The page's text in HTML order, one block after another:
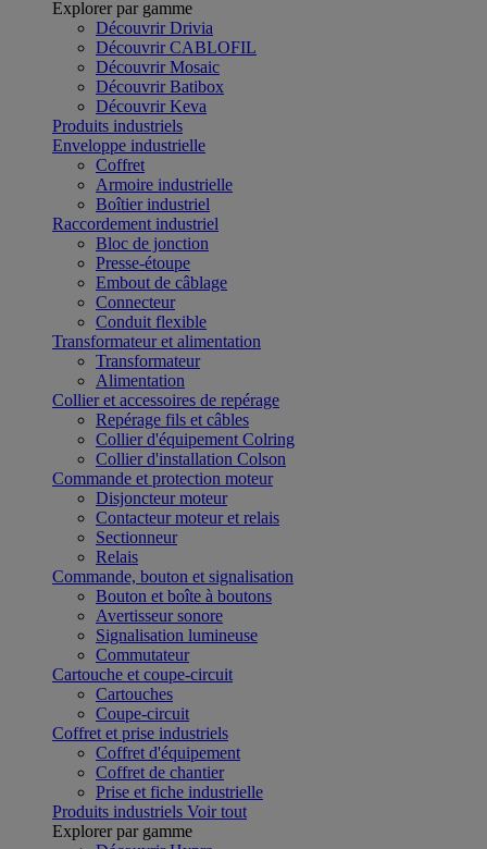
Explorer par gamme
Découvrir Drivia
Découvrir CABLOFIL
Découvrir Mosaic
Découvrir Batibox
Découvrir Keva
Produits industriels
Enveloppe industrielle
Coffret
Armoire industrielle
Boîtier industriel
Raccordement industriel
Bloc de jonction
Presse-étoupe
Embout de câblage
Connecteur
Conduit flexible
Transformateur et alimentation
Transformateur
Alimentation
Collier et accessoires de repérage
Repérage fils et câbles
Collier d'équipement Colring
Collier d'installation Colson
Commande et protection moteur
Disjoncteur moteur
Contacteur moteur et relais
Sectionneur
Relais
Commande, bouton et signalisation
Bouton et boîte à boutons
Avertisseur sonore
Signalisation lumineuse
Commutateur
Cartouche et coupe-circuit
Cartouches
Coupe-circuit
Coffret et prise industriels
Coffret d'équipement
Coffret de chantier
Prise et fiche industrielle
Produits industriels Voir tout
Explorer par gamme